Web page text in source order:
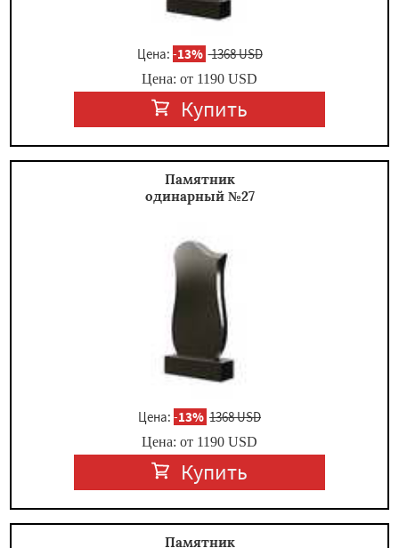
Цена: -13% 1368 USD
Цена: от 1190 USD
Купить
Памятник
одинарный №27
Цена: -13% 1368 USD
Цена: от 1190 USD
Купить
Памятник